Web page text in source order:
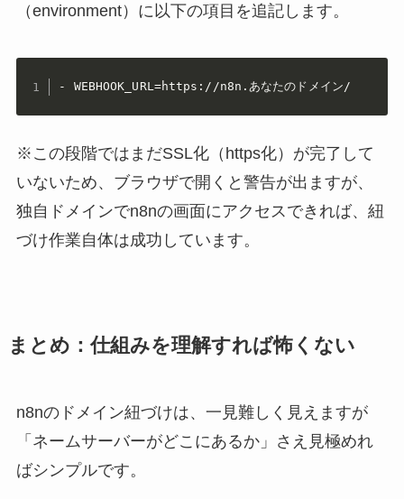
（environment）に以下の項目を追記します。
- WEBHOOK_URL=https://n8n.あなたのドメイン/
※この段階ではまだSSL化（https化）が完了して
いないため、ブラウザで開くと警告が出ますが、
独自ドメインでn8nの画面にアクセスできれば、紐
づけ作業自体は成功しています。
まとめ：仕組みを理解すれば怖くない
n8nのドメイン紐づけは、一見難しく見えますが
「ネームサーバーがどこにあるか」さえ見極めれ
ばシンプルです。